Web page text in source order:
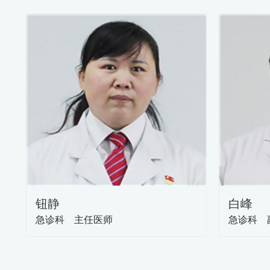
钮静
急诊科 主任医师
白峰
急诊科